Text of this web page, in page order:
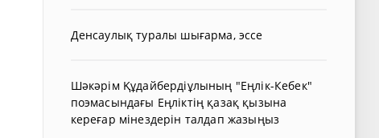
Денсаулық туралы шығарма, эссе
Шәкәрім Құдайбердіұлының "Еңлік-Кебек"
поэмасындағы Еңліктің қазақ қызына
кереғар мінездерін талдап жазыңыз